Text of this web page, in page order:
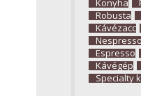
Konyha
Robusta
Kávézacc
Nespresso
Espresso
Kávégép
Specialty